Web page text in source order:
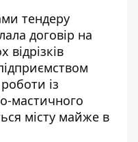
тендеру
договір на
із
мастичного
місту майже в